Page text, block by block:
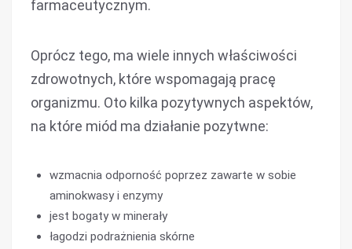
farmaceutycznym.
Oprócz tego, ma wiele innych właściwości
zdrowotnych, które wspomagają pracę
organizmu. Oto kilka pozytywnych aspektów,
na które miód ma działanie pozytwne:
wzmacnia odporność poprzez zawarte w sobie
aminokwasy i enzymy
jest bogaty w minerały
łagodzi podrażnienia skórne